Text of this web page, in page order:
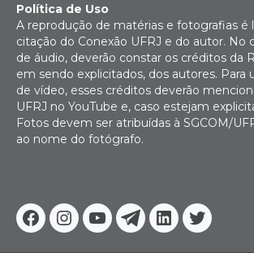
Facebook
Instagram
YoutubeTelegram
Linkedin
Twitter
Política de Uso
A reprodução de matérias e fotografias é
citação do Conexão UFRJ e do autor. No
de áudio, deverão constar os créditos da
em sendo explicitados, dos autores. Para
de vídeo, esses créditos deverão
UFRJ no YouTube e, caso estejam
Fotos devem ser atribuídas à SGCOM/
ao nome do fotógrafo.